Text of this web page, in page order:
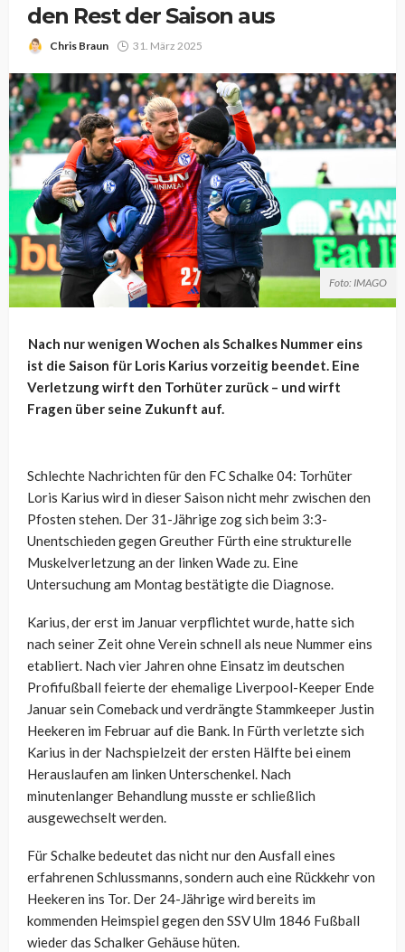
den Rest der Saison aus
Chris Braun 31. März 2025
Foto: IMAGO
Nach nur wenigen Wochen als Schalkes Nummer eins
ist die Saison für Loris Karius vorzeitig beendet. Eine
Verletzung wirft den Torhüter zurück – und wirft
Fragen über seine Zukunft auf.
Schlechte Nachrichten für den FC Schalke 04: Torhüter
Loris Karius wird in dieser Saison nicht mehr zwischen den
Pfosten stehen. Der 31-Jährige zog sich beim 3:3-
Unentschieden gegen Greuther Fürth eine strukturelle
Muskelverletzung an der linken Wade zu. Eine
Untersuchung am Montag bestätigte die Diagnose.
Karius, der erst im Januar verpflichtet wurde, hatte sich
nach seiner Zeit ohne Verein schnell als neue Nummer eins
etabliert. Nach vier Jahren ohne Einsatz im deutschen
Profifußball feierte der ehemalige Liverpool-Keeper Ende
Januar sein Comeback und verdrängte Stammkeeper Justin
Heekeren im Februar auf die Bank. In Fürth verletzte sich
Karius in der Nachspielzeit der ersten Hälfte bei einem
Herauslaufen am linken Unterschenkel. Nach
minutenlanger Behandlung musste er schließlich
ausgewechselt werden.
Für Schalke bedeutet das nicht nur den Ausfall eines
erfahrenen Schlussmanns, sondern auch eine Rückkehr von
Heekeren ins Tor. Der 24-Jährige wird bereits im
kommenden Heimspiel gegen den SSV Ulm 1846 Fußball
wieder das Schalker Gehäuse hüten.